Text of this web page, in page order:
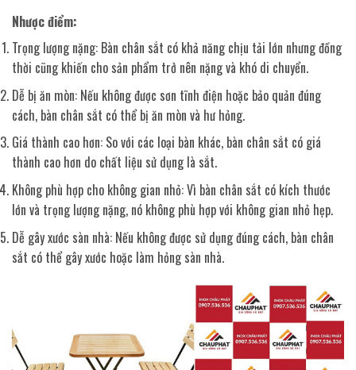
Nhược điểm:
Trọng lượng nặng: Bàn chân sắt có khả năng chịu tải lớn nhưng đồng
thời cũng khiến cho sản phẩm trở nên nặng và khó di chuyển.
Dễ bị ăn mòn: Nếu không được sơn tĩnh điện hoặc bảo quản đúng
cách, bàn chân sắt có thể bị ăn mòn và hư hỏng.
Giá thành cao hơn: So với các loại bàn khác, bàn chân sắt có giá
thành cao hơn do chất liệu sử dụng là sắt.
Không phù hợp cho không gian nhỏ: Vì bàn chân sắt có kích thước
lớn và trọng lượng nặng, nó không phù hợp với không gian nhỏ hẹp.
Dễ gây xước sàn nhà: Nếu không được sử dụng đúng cách, bàn chân
sắt có thể gây xước hoặc làm hỏng sàn nhà.